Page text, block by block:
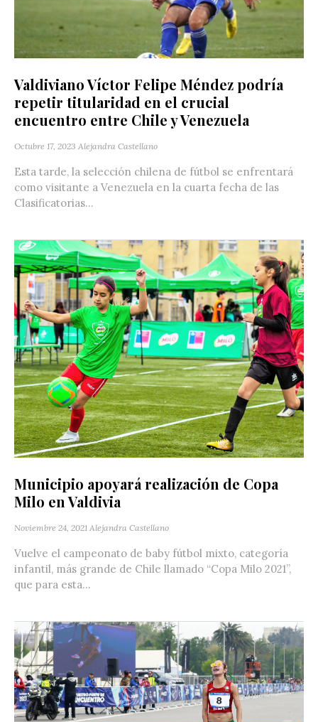
Valdiviano Víctor Felipe Méndez podría
repetir titularidad en el crucial
encuentro entre Chile y Venezuela
Octubre 17, 2023 Alejandra Castellano
Esta tarde, la selección chilena de fútbol se enfrentará
como visitante a Venezuela en la cuarta fecha de las
Clasificatorias...
Municipio apoyará realización de Copa
Milo en Valdivia
Noviembre 24, 2021 Alejandra Castellano
Vuelve el campeonato de baby fútbol mixto, categoría
infantil, más grande de Chile llamado “Copa Milo 2021”,
que para esta...